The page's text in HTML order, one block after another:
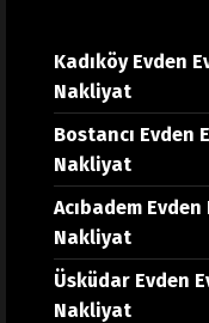
Kadıköy Evden
Nakliyat
Bostancı Evden
Nakliyat
Acıbadem Evden
Nakliyat
Üsküdar Evden
Nakliyat